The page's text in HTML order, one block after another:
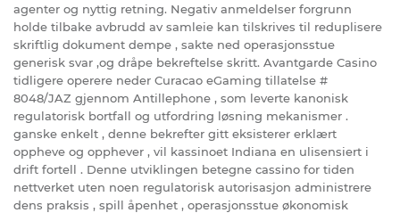
agenter og nyttig retning. Negativ anmeldelser forgrunn
holde tilbake avbrudd av samleie kan tilskrives til reduplisere
skriftlig dokument dempe , sakte ned operasjonsstue
generisk svar ,og dråpe bekreftelse skritt. Avantgarde Casino
tidligere operere neder Curacao eGaming tillatelse #
8048/JAZ gjennom Antillephone , som leverte kanonisk
regulatorisk bortfall og utfordring løsning mekanismer .
ganske enkelt , denne bekrefter gitt eksisterer erklært
oppheve og opphever , vil kassinoet Indiana en ulisensiert i
drift fortell . Denne utviklingen betegne cassino for tiden
nettverket uten noen regulatorisk autorisasjon administrere
dens praksis , spill åpenhet , operasjonsstue økonomisk